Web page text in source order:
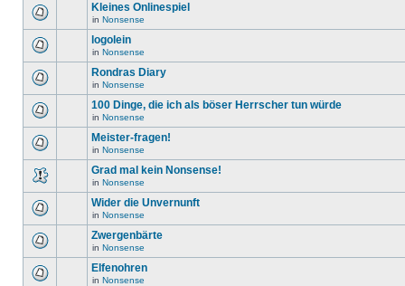
Kleines Onlinespiel
in Nonsense
logolein
in Nonsense
Rondras Diary
in Nonsense
100 Dinge, die ich als böser Herrscher tun würde
in Nonsense
Meister-fragen!
in Nonsense
Grad mal kein Nonsense!
in Nonsense
Wider die Unvernunft
in Nonsense
Zwergenbärte
in Nonsense
Elfenohren
in Nonsense